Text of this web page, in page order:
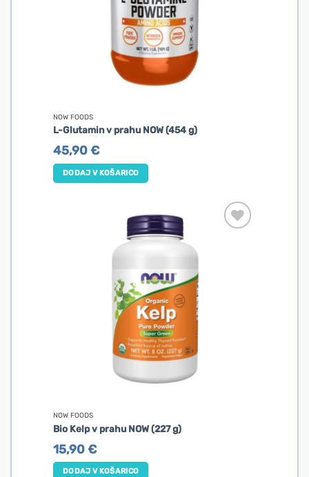
NOW FOODS
L-Glutamin v prahu NOW (454 g)
45,90€
DODAJ V KOŠARICO
NOW FOODS
Bio Kelp v prahu NOW (227 g)
15,90€
DODAJ V KOŠARICO